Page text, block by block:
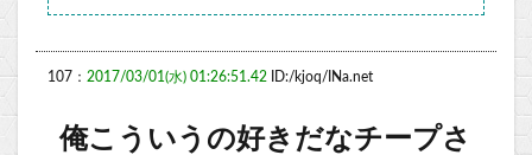
107： 2017/03/01(水) 01:26:51.42 ID:/kjoq/INa.net
俺こういうの好きだなチープさ